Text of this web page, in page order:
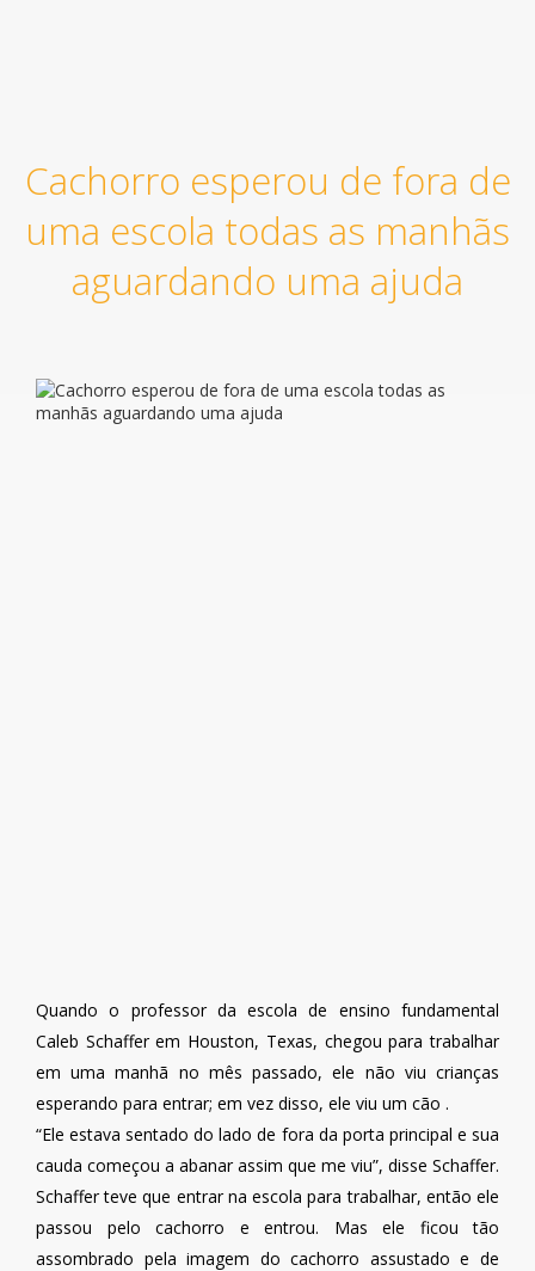
Cachorro esperou de fora de
uma escola todas as manhãs
aguardando uma ajuda
Quando o professor da escola de ensino fundamental
Caleb Schaffer em Houston, Texas, chegou para trabalhar
em uma manhã no mês passado, ele não viu crianças
esperando para entrar; em vez disso, ele viu um cão .
“Ele estava sentado do lado de fora da porta principal e sua
cauda começou a abanar assim que me viu”, disse Schaffer.
Schaffer teve que entrar na escola para trabalhar, então ele
passou pelo cachorro e entrou. Mas ele ficou tão
assombrado pela imagem do cachorro assustado e de